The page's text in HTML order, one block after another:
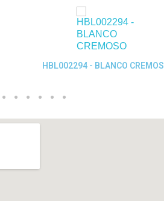
Quick View
HBL002294 - BLANCO